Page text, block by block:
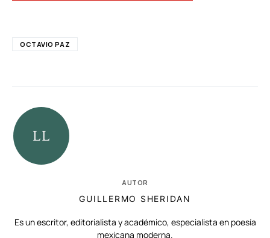
OCTAVIO PAZ
AUTOR
GUILLERMO SHERIDAN
Es un escritor, editorialista y académico, especialista en poesía
mexicana moderna.